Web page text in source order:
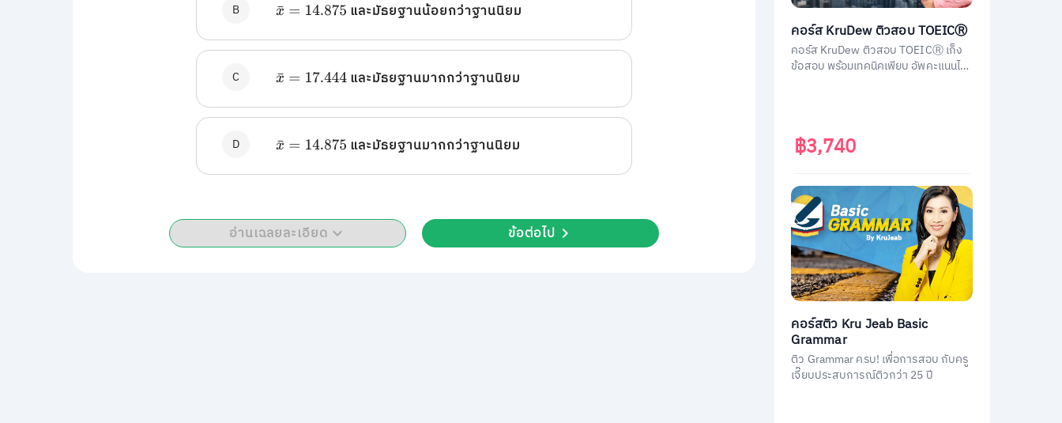
B x¯=14.875 และมัธยฐานน้อยกว่าฐานนิยม
C x¯=17.444 และมัธยฐานมากกว่าฐานนิยม
D x¯=14.875 และมัธยฐานมากกว่าฐานนิยม
อ่านเฉลยละเอียด ข้อต่อไป
คอร์ส KruDew ติวสอบ TOEICⓇ
คอร์ส KruDew ติวสอบ TOEICⓇ เก็ง
ข้อสอบ พร้อมเทคนิคเพียบ อัพคะแนนได้
฿3,740
คอร์สติว Kru Jeab Basic
Grammar
ติว Grammar ครบ! เพื่อการสอบ กับครู
เจี๊ยบประสบการณ์ติวกว่า 25 ปี